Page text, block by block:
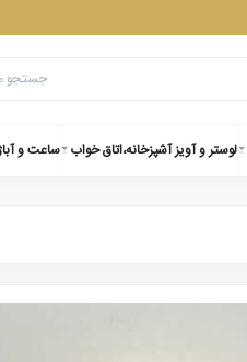
لوستر و آویز آشپزخانه،اتاق خواب ساعت و